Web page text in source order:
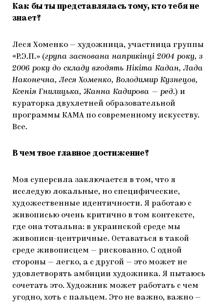
Как бы ты представлялась тому, кто тебя не
знает?
Леся Хоменко — художница, участница группы
«Р.Э.П.» (група заснована наприкінці 2004 року, з
2006 року до складу входять Нікіта Кадан, Лада
Наконечна, Леся Хоменко, Володимир Кузнецов,
Ксенія Гнилицька, Жанна Кадирова — ред.) и
кураторка двухлетней образовательной
программы КАМА по современному искусству.
Все.
В чем твое главное достижение?
Моя суперсила заключается в том, что я
исследую локальные, но специфические,
художественные идентичности. Я работаю с
живописью очень критично в том контексте,
где она тотальна: в украинской среде мы
живописи-центричные. Оставаться в такой
среде живописцем — рискованно. С одной
стороны — легко, а с другой — это может не
удовлетворять амбиции художника. Я пытаюсь
сочетать это. Художник может работать с чем
угодно, хоть с пальцем. Это не важно, важно —